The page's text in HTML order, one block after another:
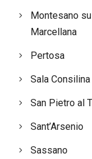
Montesano
Marcellana
Pertosa
Sala Consilina
San Pietro al
Sant’Arsenio
Sassano